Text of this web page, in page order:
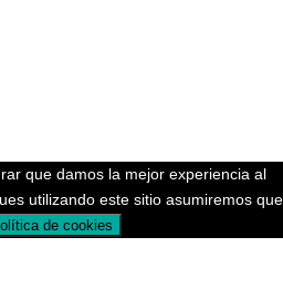
que damos la mejor experiencia al
utilizando este sitio asumiremos que
de cookies